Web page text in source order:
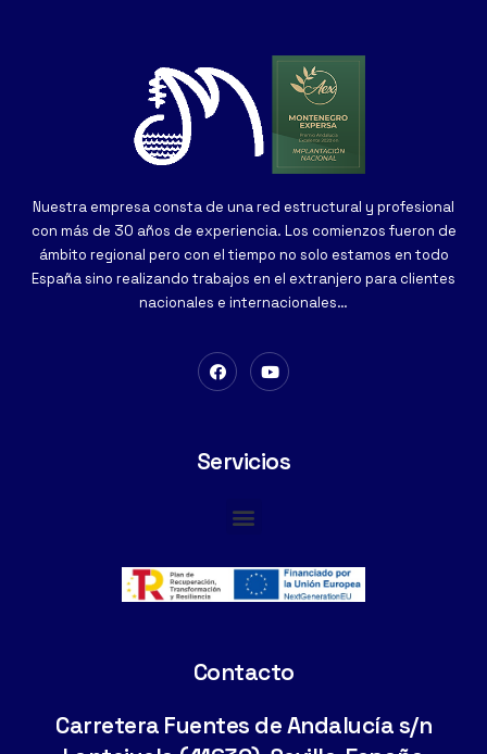
Nuestra empresa consta de una red estructural y profesional
con más de 30 años de experiencia. Los comienzos fueron de
ámbito regional pero con el tiempo no solo estamos en todo
España sino realizando trabajos en el extranjero para clientes
nacionales e internacionales…
Servicios
Contacto
Carretera Fuentes de Andalucía s/n